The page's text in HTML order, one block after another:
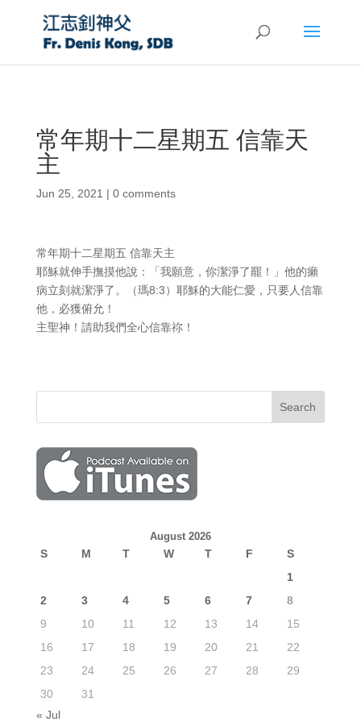
常年期十二星期五 信靠天
主
Jun 25, 2021 | 0 comments
常年期十二星期五 信靠天主
耶穌就伸手撫摸他說：「我願意，你潔淨了罷！」他的癩
病立刻就潔淨了。（瑪8:3）耶穌的大能仁愛，只要人信靠
他，必獲俯允！
主聖神！請助我們全心信靠祢！
August 2026
S M T W T F
S
1
2
3 4 5 6 7
8
9
10 11 12 13 14
15
16
17 18 19 20 21
22
23
24 25 26 27 28
29
30
31
« Jul